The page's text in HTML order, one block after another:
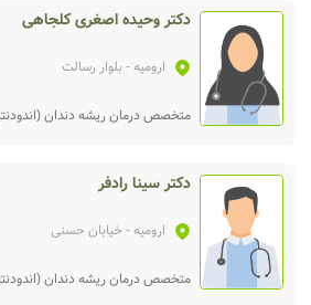
دکتر وحیده اصغری کلجاهی
ارومیه- بلوار رسالت
متخصص درمان ریشه دندان
دکتر سینا رادفر
ارومیه- خیابان حسنی
متخصص درمان ریشه دندان